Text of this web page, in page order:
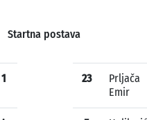
Startna postava
1 23
Prljača
Emir